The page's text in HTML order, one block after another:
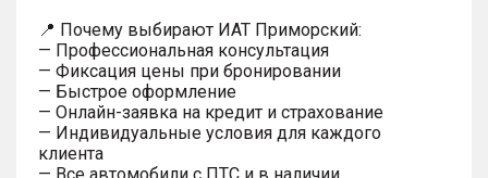
📍 Почему выбирают ИАТ Приморский:
— Профессиональная консультация
— Фиксация цены при бронировании
— Быстрое оформление
— Онлайн-заявка на кредит и страхование
— Индивидуальные условия для каждого
клиента